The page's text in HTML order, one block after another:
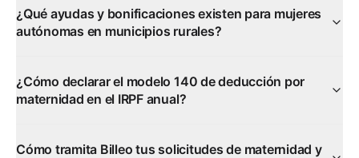
¿Qué ayudas y bonificaciones existen para mujeres
autónomas en municipios rurales?
¿Cómo declarar el modelo 140 de deducción por
maternidad en el IRPF anual?
Cómo tramita Billeo tus solicitudes de maternidad y